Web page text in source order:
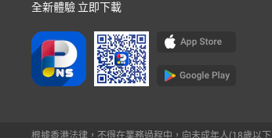
全新體驗 立即下載
根據香港法律，不得在業務過程中，向未成年人(18歲以